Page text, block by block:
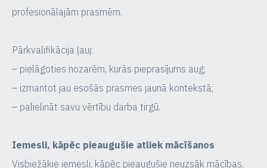
profesionālajām prasmēm.
Pārkvalifikācija ļauj:
– pielāgoties nozarēm, kurās pieprasījums aug;
– izmantot jau esošās prasmes jaunā kontekstā;
– palielināt savu vērtību darba tirgū.
Iemesli, kāpēc pieaugušie atliek mācīšanos
Visbiežākie iemesli, kāpēc pieaugušie neuzsāk mācības,